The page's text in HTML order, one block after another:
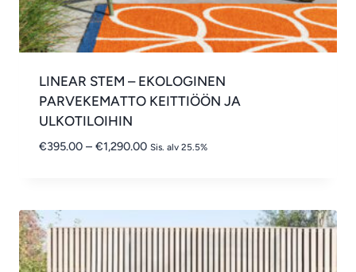
LINEAR STEM – EKOLOGINEN
PARVEKEMATTO KEITTIÖÖN JA
ULKOTILOIHIN
€395.00 – €1,290.00Hintaluokka:
Sis. alv 25.5%